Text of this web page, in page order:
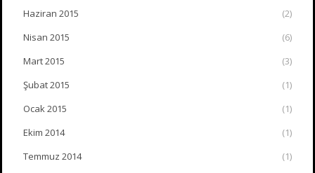
Haziran 2015
(2)
Nisan 2015
(6)
Mart 2015
(3)
Şubat 2015
(1)
Ocak 2015
(1)
Ekim 2014
(1)
Temmuz 2014
(1)